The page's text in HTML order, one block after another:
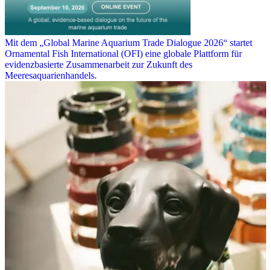
Mit dem „Global Marine Aquarium Trade Dialogue 2026“ startet
Ornamental Fish International (OFI) eine globale Plattform für
evidenzbasierte Zusammenarbeit zur Zukunft des
Meeresaquarienhandels.